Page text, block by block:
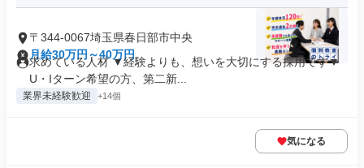
〒344-0067埼玉県春日部市中央
月給30万円～40万円
求めている人材 ▼経験よりも、想いを大切にする採用です▼
U・Iターン希望の方、第二新...
業界未経験歓迎 +14個
気になる